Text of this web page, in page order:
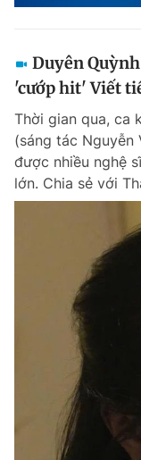
Duyên
'cướp hit' Viết
Thời gian qua, ca
(sáng tác Nguyễn
được nhiều nghệ
lớn. Chia sẻ với